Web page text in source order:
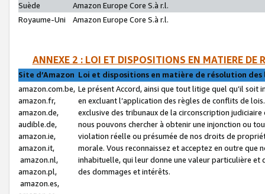
Suède
Amazon Europe Core S.à r.l.
Royaume-Uni
Amazon Europe Core S.à r.l.
ANNEXE 2 : LOI ET DISPOSITIONS EN MATIERE DE
Site d’Amazon Loi et dispositions en matière de résolution
amazon.com.be,
amazon.fr,
amazon.de,
audible.de,
amazon.ie,
amazon.it,
amazon.nl,
amazon.pl,
amazon.es,
Le présent Accord, ainsi que tout litige quel qu’il soit
en excluant l’application des règles de conflits de
exclusive des tribunaux de la circonscription
nous pouvons chercher à obtenir une injonction ou
violation réelle ou présumée de nos droits de
morale. Vous reconnaissez et acceptez en outre que
inhabituelle, qui leur donne une valeur particulière
des dommages et intérêts.